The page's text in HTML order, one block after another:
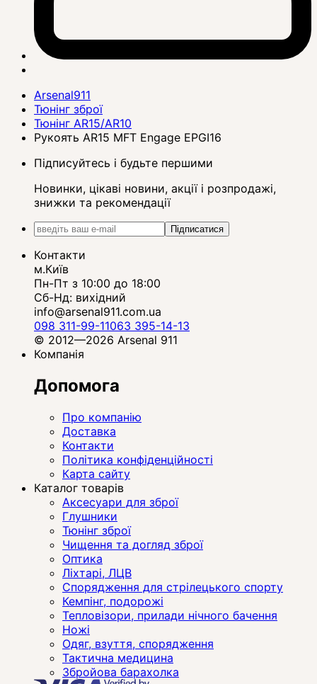
Arsenal911
Тюнінг зброї
Тюнінг AR15/AR10
Рукоять AR15 MFT Engage EPGI16
Підписуйтесь і будьте першими
Новинки, цікаві новини, акції і розпродажі,
знижки та рекомендації
Підписатися
Контакти
м.Київ
Пн-Пт з 10:00 до 18:00
Сб-Нд: вихідний
info@arsenal911.com.ua
098 311-99-11063 395-14-13
© 2012—2026 Arsenal 911
Компанія
Допомога
Про компанію
Доставка
Контакти
Політика конфіденційності
Карта сайту
Каталог товарів
Аксесуари для зброї
Глушники
Тюнінг зброї
Чищення та догляд зброї
Оптика
Ліхтарі, ЛЦВ
Спорядження для стрілецького спорту
Кемпінг, подорожі
Тепловізори, прилади нічного бачення
Ножі
Одяг, взуття, спорядження
Тактична медицина
Збройова барахолка